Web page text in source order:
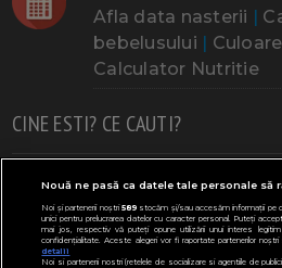
Afla data nasterii |
bebelusului |
Calculator Nutritie
CINE ESTI? CE CAUTI?
Doresc un copil Adoptia
Urmeaza sa nasc Probleme
Bebe febra Caut bona Cresa,
Nouă ne pasă ca datele tale personale să
Noi și partenerii noștri589stocăm și/sau accesăm informații pe
unici pentru prelucrarea datelor cu caracter personal. Puteți
mai jos, respectiv vă puteți opune utilizării unui interes
confidențialitate. Aceste alegeri vor fi raportate partenerilor
detalii
Noi si partenerii nostri (retelele de socializare si agentiile de